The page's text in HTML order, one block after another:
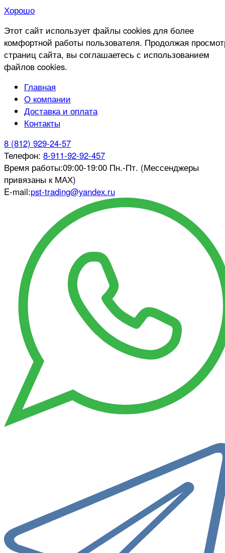
Хорошо
Этот сайт использует файлы cookies для более
комфортной работы пользователя. Продолжая
страниц сайта, вы соглашаетесь с использованием
файлов cookies.
Главная
О компании
Доставка и оплата
Контакты
8 (812) 929-24-57
Телефон: 8-911-92-92-457
Время работы:09:00-19:00 Пн.-Пт. (Мессенджеры
привязаны к МАХ)
E-mail:pst-trading@yandex.ru